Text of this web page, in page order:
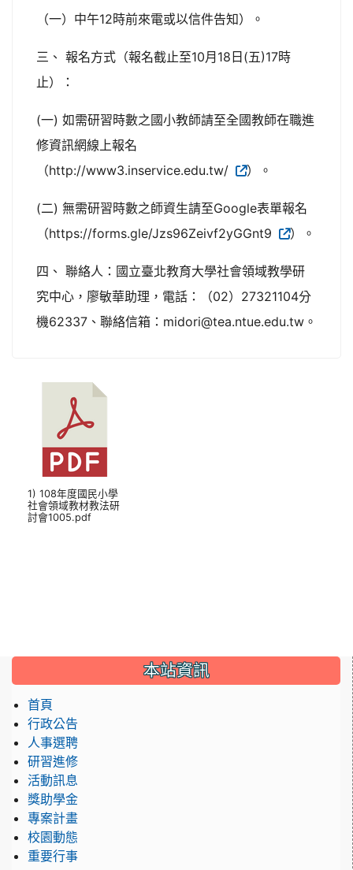
（一）中午12時前來電或以信件告知）。
三、 報名方式（報名截止至10月18日(五)17時
止）：
(一) 如需研習時數之國小教師請至全國教師在職進
修資訊網線上報名
（http://www3.inservice.edu.tw/
）。
(二) 無需研習時數之師資生請至Google表單報名
（https://forms.gle/Jzs96Zeivf2yGGnt9
）。
四、 聯絡人：國立臺北教育大學社會領域教學研
究中心，廖敏華助理，電話：（02）27321104分
機62337、聯絡信箱：midori@tea.ntue.edu.tw。
1) 108年度國民小學
社會領域教材教法研
討會1005.pdf
本站資訊
首頁
行政公告
人事選聘
研習進修
活動訊息
獎助學金
專案計畫
校園動態
重要行事